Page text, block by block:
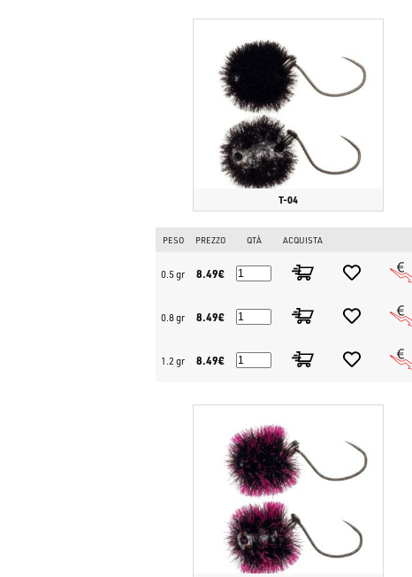
T-04
PESO PREZZO QTÀ ACQUISTA
0.5 gr 8.49€
0.8 gr 8.49€
1.2 gr 8.49€